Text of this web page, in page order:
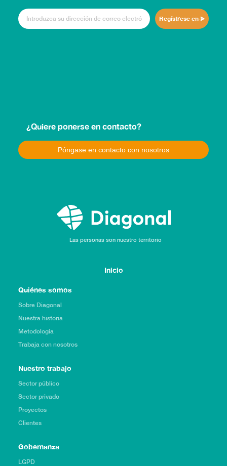
Regístrese en
¿Quiere ponerse en contacto?
Póngase en contacto con nosotros
Las personas son nuestro territorio
Inicio
Quiénes somos
Sobre Diagonal
Nuestra historia
Metodología
Trabaja con nosotros
Nuestro trabajo
Sector público
Sector privado
Proyectos
Clientes
Gobernanza
LGPD